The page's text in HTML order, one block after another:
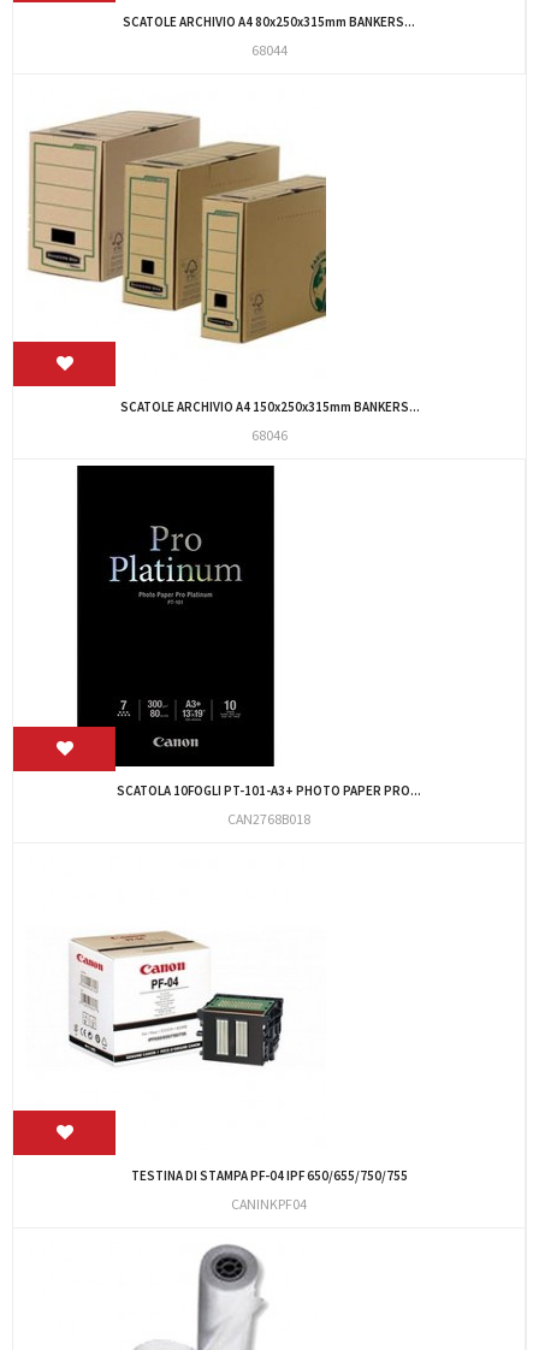
SCATOLE ARCHIVIO A4 80x250x315mm BANKERS...
68044
SCATOLE ARCHIVIO A4 150x250x315mm BANKERS...
68046
SCATOLA 10FOGLI PT-101-A3+ PHOTO PAPER PRO...
CAN2768B018
TESTINA DI STAMPA PF-04 IPF 650/655/750/755
CANINKPF04